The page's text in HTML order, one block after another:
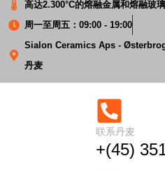
高达2.300°C的熔融金属和熔融玻
周一至周五：09:00 - 19:00
Sialon Ceramics Aps -
丹麦
联系丹麦
+(45)